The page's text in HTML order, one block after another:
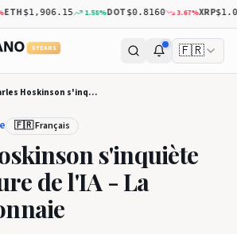
$1,906.15 1.58%DOT$0.8160 3.67%XRP$1.04
5 YEARS 🇫🇷
Charles Hoskinson s'inquiète de la censure de l'IA - La Crypto Monnaie
🇫🇷 Français
s'inquiète
de l'IA - La